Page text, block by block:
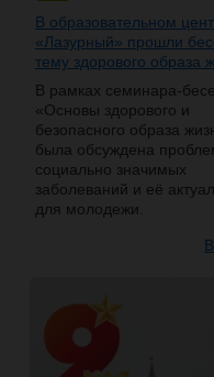
В образовательном
«Лазурный» прошли
тему здорового образа
В рамках семинара-
«Основы здорового и
безопасного образа
была обсуждена
социально значимых
заболеваний и её
для молодежи.